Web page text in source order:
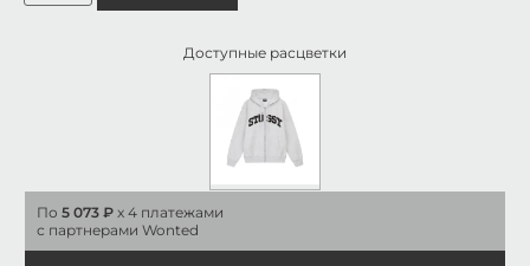
Доступные расцветки
По 5 073 ₽ x 4 платежами
с партнерами Wonted